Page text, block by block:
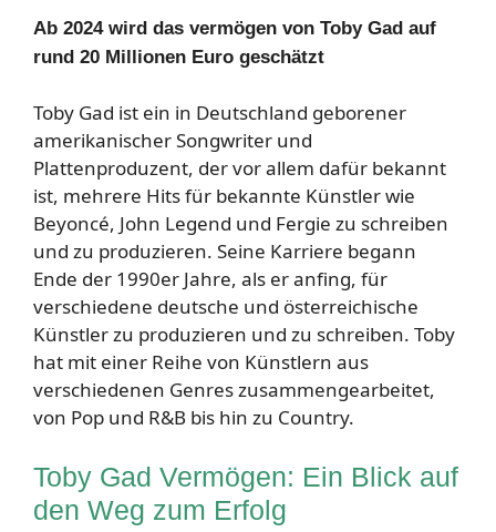
Ab 2024 wird das vermögen von Toby Gad auf
rund 20 Millionen Euro geschätzt
Toby Gad ist ein in Deutschland geborener
amerikanischer Songwriter und
Plattenproduzent, der vor allem dafür bekannt
ist, mehrere Hits für bekannte Künstler wie
Beyoncé, John Legend und Fergie zu schreiben
und zu produzieren. Seine Karriere begann
Ende der 1990er Jahre, als er anfing, für
verschiedene deutsche und österreichische
Künstler zu produzieren und zu schreiben. Toby
hat mit einer Reihe von Künstlern aus
verschiedenen Genres zusammengearbeitet,
von Pop und R&B bis hin zu Country.
Toby Gad Vermögen: Ein Blick auf
den Weg zum Erfolg